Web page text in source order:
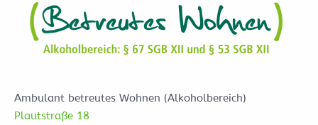
Ambulant betreutes Wohnen (Alkoholbereich)
Plautstraße 18